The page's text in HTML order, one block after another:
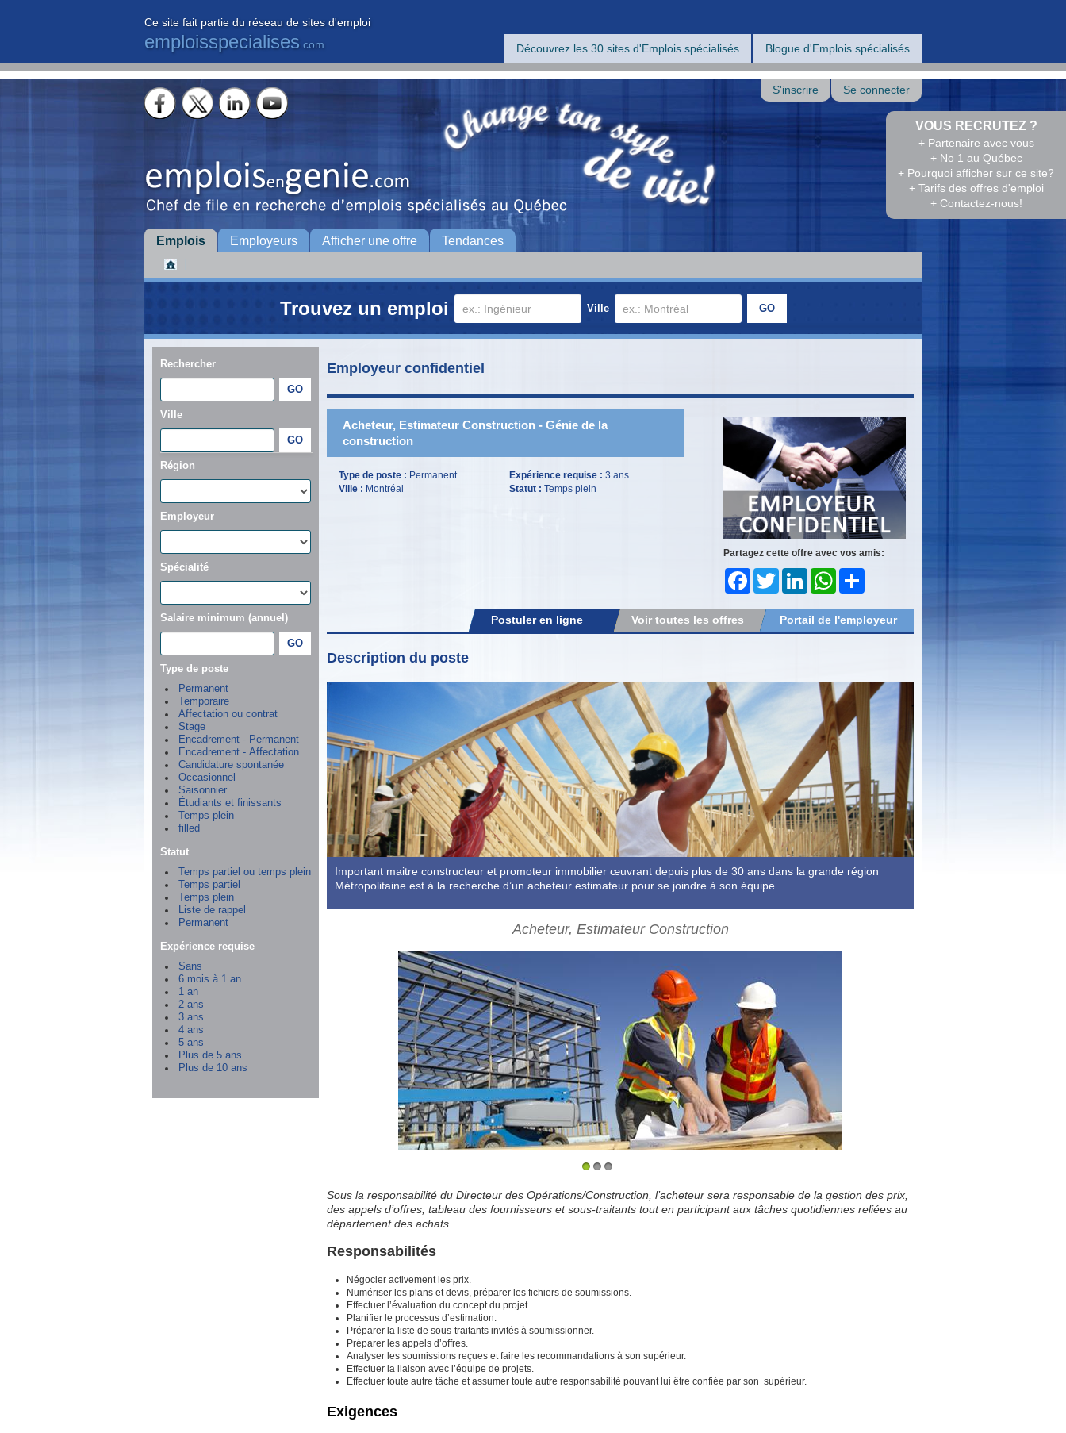
Ce site fait partie du réseau de sites d'emploi
emploisspecialises .com Découvrez les 30 sites d'Emplois spécialisés Blogue d'Emplois spécialisés
VOUS RECRUTEZ ?
+ Partenaire avec vous
+ No 1 au Québec
+ Pourquoi afficher sur ce site?
+ Tarifs des offres d'emploi
+ Contactez-nous!
S'inscrire Se connecter
Emplois Employeurs Afficher une offre Tendances
Trouvez un emploi Ville
Rechercher
Ville
Région
Employeur
Spécialité
Salaire minimum (annuel)
Type de poste
Permanent
Temporaire
Affectation ou contrat
Stage
Encadrement - Permanent
Encadrement - Affectation
Candidature spontanée
Occasionnel
Saisonnier
Étudiants et finissants
Temps plein
filled
Statut
Temps partiel ou temps plein
Temps partiel
Temps plein
Liste de rappel
Permanent
Expérience requise
Sans
6 mois à 1 an
1 an
2 ans
3 ans
4 ans
5 ans
Plus de 5 ans
Plus de 10 ans
Employeur confidentiel
Acheteur, Estimateur Construction - Génie de la
construction
Type de poste : Permanent
Ville : Montréal
Expérience requise : 3 ans
Statut : Temps plein
Partagez cette offre avec vos amis:
FacebookTwitter LinkedIn WhatsApp
Portail de l'employeur
Voir toutes les offres
Postuler en ligne
Description du poste
Important maitre constructeur et promoteur immobilier œuvrant depuis plus de 30 ans dans la grande région
Métropolitaine est à la recherche d’un acheteur estimateur pour se joindre à son équipe.
Acheteur, Estimateur Construction
Sous la responsabilité du Directeur des Opérations/Construction, l’acheteur sera responsable de la gestion des prix,
des appels d’offres, tableau des fournisseurs et sous-traitants tout en participant aux tâches quotidiennes reliées au
département des achats.
Responsabilités
Négocier activement les prix.
Numériser les plans et devis, préparer les fichiers de soumissions.
Effectuer l’évaluation du concept du projet.
Planifier le processus d’estimation.
Préparer la liste de sous-traitants invités à soumissionner.
Préparer les appels d’offres.
Analyser les soumissions reçues et faire les recommandations à son supérieur.
Effectuer la liaison avec l’équipe de projets.
Effectuer toute autre tâche et assumer toute autre responsabilité pouvant lui être confiée par son supérieur.
Exigences